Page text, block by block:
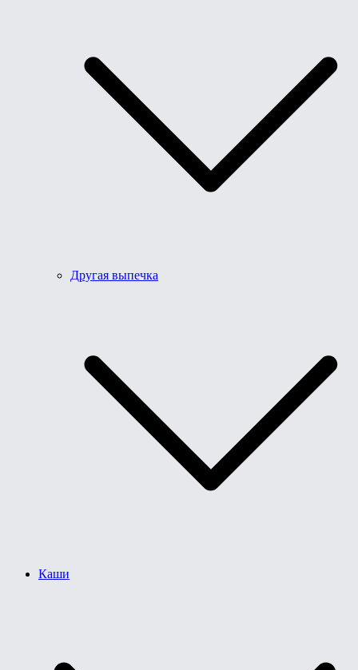
Другая выпечка
Каши